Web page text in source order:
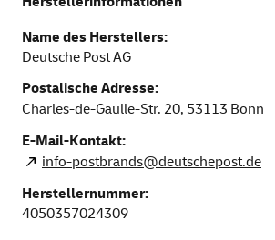
Name des Herstellers:
Deutsche Post AG
Postalische Adresse:
Charles-de-Gaulle-Str. 20, 53113 Bonn
E-Mail-Kontakt:
info-postbrands@deutschepost.de
Herstellernummer:
4050357024309